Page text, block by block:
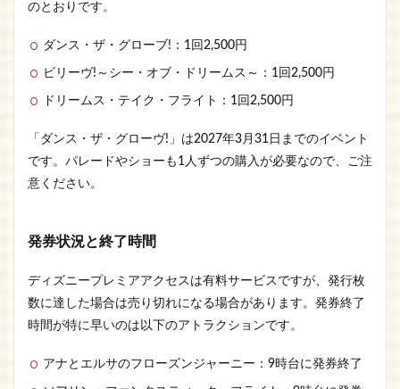
のとおりです。
ダンス・ザ・グローブ!：1回2,500円
ビリーヴ!～シー・オブ・ドリームス～：1回2,500円
ドリームス・テイク・フライト：1回2,500円
「ダンス・ザ・グローヴ!」は2027年3月31日までのイベント
です。パレードやショーも1人ずつの購入が必要なので、ご注
意ください。
発券状況と終了時間
ディズニープレミアアクセスは有料サービスですが、発行枚
数に達した場合は売り切れになる場合があります。発券終了
時間が特に早いのは以下のアトラクションです。
アナとエルサのフローズンジャーニー：9時台に発券終了